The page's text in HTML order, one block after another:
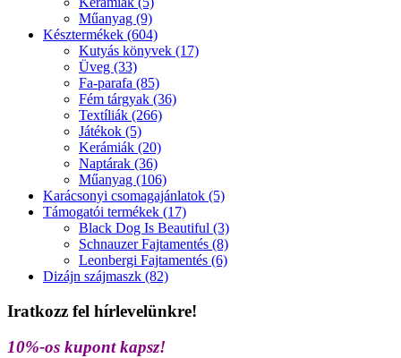
Műanyag (9)
Késztermékek (604)
Kutyás könyvek (17)
Üveg (33)
Fa-parafa (85)
Fém tárgyak (36)
Textíliák (266)
Játékok (5)
Kerámiák (20)
Naptárak (36)
Műanyag (106)
Karácsonyi csomagajánlatok (5)
Támogatói termékek (17)
Black Dog Is Beautiful (3)
Schnauzer Fajtamentés (8)
Leonbergi Fajtamentés (6)
Dizájn szájmaszk (82)
Iratkozz fel hírlevelünkre!
10%-os kupont kapsz!